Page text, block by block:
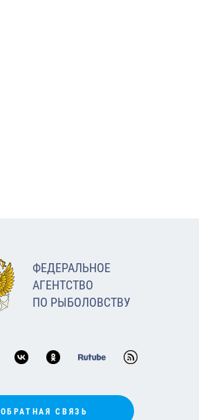
ФЕДЕРАЛЬНОЕ
АГЕНТСТВО
ПО РЫБОЛОВСТВУ
ОБРАТНАЯ СВЯЗЬ